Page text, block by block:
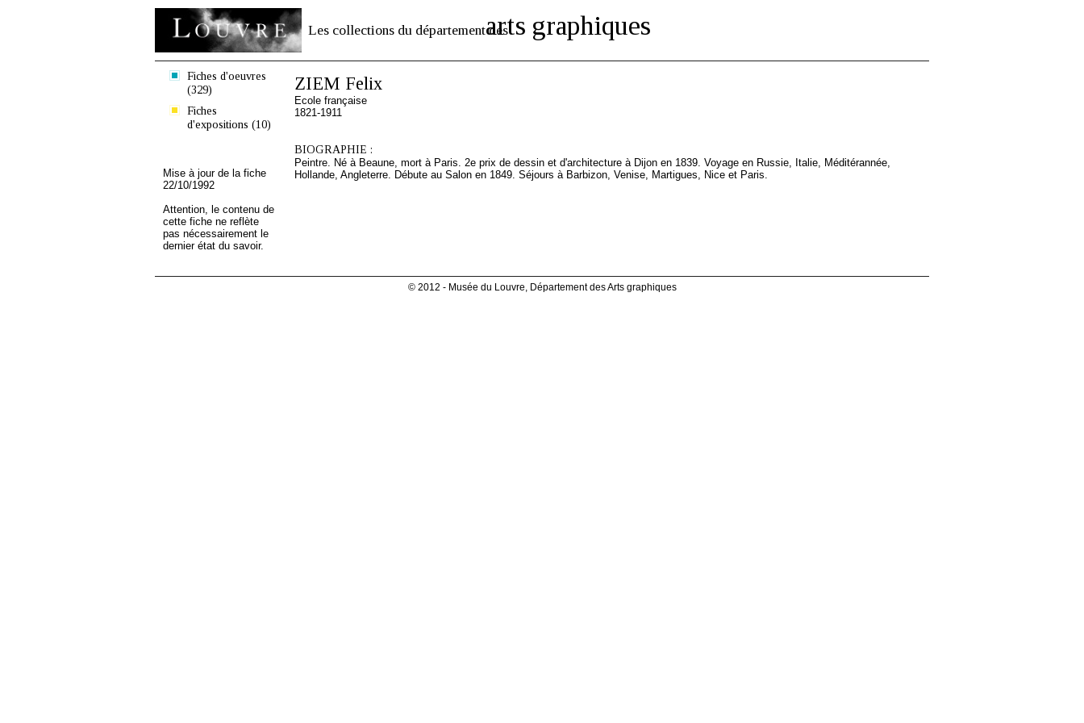
Les collections du département desarts graphiques
Fiches d'oeuvres
(329)
Fiches
d'expositions (10)
Mise à jour de la fiche
22/10/1992
Attention, le contenu de
cette fiche ne reflète
pas nécessairement le
dernier état du savoir.
ZIEM Felix
Ecole française
1821-1911
BIOGRAPHIE :
Peintre. Né à Beaune, mort à Paris. 2e prix de dessin et d'architecture à Dijon en 1839. Voyage en Russie, Italie, Méditérannée,
Hollande, Angleterre. Débute au Salon en 1849. Séjours à Barbizon, Venise, Martigues, Nice et Paris.
© 2012 - Musée du Louvre, Département des Arts graphiques